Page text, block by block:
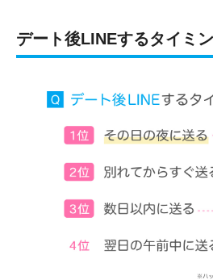
デート後LINEするタイミ